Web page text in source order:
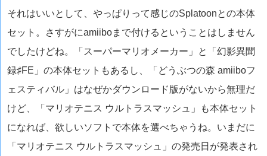
それはいいとして、やっぱりって感じのSplatoonとの本体
セット。さすがにamiiboまで付けるということはしません
でしたけどね。「スーパーマリオメーカー」と「幻影異聞
録♯FE」の本体セットもあるし、「どうぶつの森 amiiboフ
ェスティバル」はなぜかダウンロード版がないから無理だ
けど、「マリオテニス ウルトラスマッシュ」も本体セット
になれば、欲しいソフトで本体を選べちゃうね。いまだに
「マリオテニス ウルトラスマッシュ」の発売日が発表され